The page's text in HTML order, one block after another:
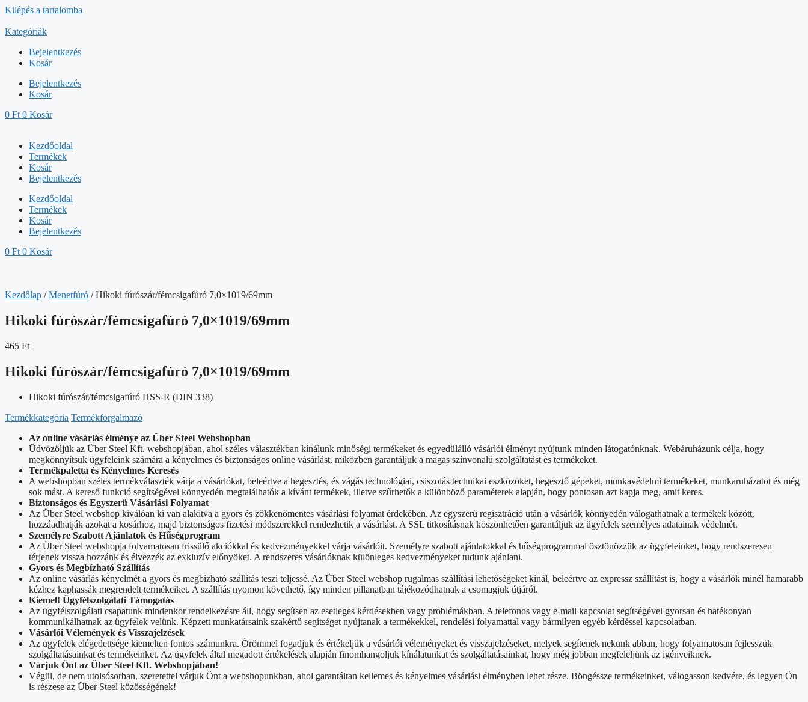
Kilépés a tartalomba
Kategóriák
Bejelentkezés
Kosár
Bejelentkezés
Kosár
0 Ft 0 Kosár
Kezdőoldal
Termékek
Kosár
Bejelentkezés
Kezdőoldal
Termékek
Kosár
Bejelentkezés
0 Ft 0 Kosár
Kezdőlap /Menetfúró / Hikoki fúrószár/fémcsigafúró 7,0×1019/69mm
Hikoki fúrószár/fémcsigafúró 7,0×1019/69mm
465 Ft
Hikoki fúrószár/fémcsigafúró 7,0×1019/69mm
Hikoki fúrószár/fémcsigafúró HSS-R (DIN 338)
Termékkategória Termékforgalmazó
Az online vásárlás élménye az Über Steel Webshopban
Üdvözöljük az Über Steel Kft. webshopjában, ahol széles választékban kínálunk minőségi termékeket és egyedülálló vásárlói élményt nyújtunk minden látogatónknak. Webáruházunk célja, hogy
megkönnyítsük ügyfeleink számára a kényelmes és biztonságos online vásárlást, miközben garantáljuk a magas színvonalú szolgáltatást és termékeket.
Termékpaletta és Kényelmes Keresés
A webshopban széles termékválaszték várja a vásárlókat, beleértve a hegesztés, és vágás technológiai, csiszolás technikai eszközöket, hegesztő gépeket, munkavédelmi termékeket, munkaruházatot és még
sok mást. A kereső funkció segítségével könnyedén megtalálhatók a kívánt termékek, illetve szűrhetők a különböző paraméterek alapján, hogy pontosan azt kapja meg, amit keres.
Biztonságos és Egyszerű Vásárlási Folyamat
Az Über Steel webshop kiválóan ki van alakítva a gyors és zökkenőmentes vásárlási folyamat érdekében. Az egyszerű regisztráció után a vásárlók könnyedén válogathatnak a termékek között,
hozzáadhatják azokat a kosárhoz, majd biztonságos fizetési módszerekkel rendezhetik a vásárlást. A SSL titkosításnak köszönhetően garantáljuk az ügyfelek személyes adatainak védelmét.
Személyre Szabott Ajánlatok és Hűségprogram
Az Über Steel webshopja folyamatosan frissülő akciókkal és kedvezményekkel várja vásárlóit. Személyre szabott ajánlatokkal és hűségprogrammal ösztönözzük az ügyfeleinket, hogy rendszeresen
térjenek vissza hozzánk és élvezzék az exkluzív előnyöket. A rendszeres vásárlóknak különleges kedvezményeket tudunk ajánlani.
Gyors és Megbízható Szállítás
Az online vásárlás kényelmét a gyors és megbízható szállítás teszi teljessé. Az Über Steel webshop rugalmas szállítási lehetőségeket kínál, beleértve az expressz szállítást is, hogy a vásárlók minél hamarabb
kézhez kaphassák megrendelt termékeiket. A szállítás nyomon követhető, így minden pillanatban tájékozódhatnak a csomagjuk útjáról.
Kiemelt Ügyfélszolgálati Támogatás
Az ügyfélszolgálati csapatunk mindenkor rendelkezésre áll, hogy segítsen az esetleges kérdésekben vagy problémákban. A telefonos vagy e-mail kapcsolat segítségével gyorsan és hatékonyan
kommunikálhatnak az ügyfelek velünk. Képzett munkatársaink szakértő segítséget nyújtanak a termékekkel, rendelési folyamattal vagy bármilyen egyéb kérdéssel kapcsolatban.
Vásárlói Vélemények és Visszajelzések
Az ügyfelek elégedettsége kiemelten fontos számunkra. Örömmel fogadjuk és értékeljük a vásárlói véleményeket és visszajelzéseket, melyek segítenek nekünk abban, hogy folyamatosan fejlesszük
szolgáltatásainkat és termékeinket. Az ügyfelek által megadott értékelések alapján finomhangoljuk kínálatunkat és szolgáltatásainkat, hogy még jobban megfeleljünk az igényeiknek.
Várjuk Önt az Über Steel Kft. Webshopjában!
Végül, de nem utolsósorban, szeretettel várjuk Önt a webshopunkban, ahol garantáltan kellemes és kényelmes vásárlási élményben lehet része. Böngéssze termékeinket, válogasson kedvére, és legyen Ön
is részese az Über Steel közösségének!